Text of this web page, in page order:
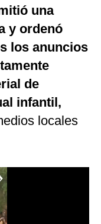
una
y ordenó
los anuncios
de
infantil,
locales